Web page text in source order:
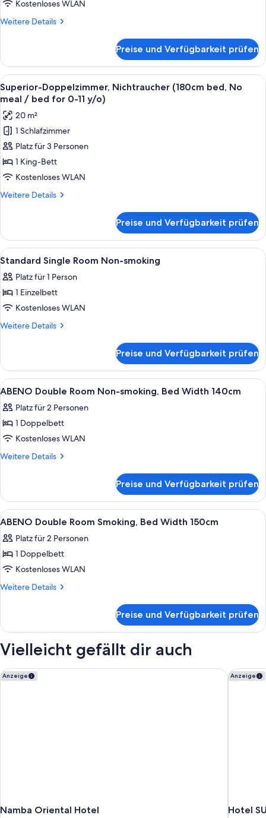
y/o)
and
child
[0-
11
y/o])
anzeigen
Kostenloses WLAN
Weitere Details
Weitere
Zweibettzimmer,
Nichtraucher
(No
meal
bed
for
child
[0-
11
Preise und Verfügbarkeit prüfen
Alle
Fotos
für
Superior-
Doppelzimmer,
Nichtraucher
(180cm
bed,
No
bed
for
0-
11
y/o)
anzeigen
Ein Hotelzimmer mit Bett, Fernseher,
12
Superior-Doppelzimmer, Nichtraucher (180cm bed, No
meal / bed for 0-11 y/o)
20 m²
1 Schlafzimmer
Platz für 3 Personen
1 King-Bett
Kostenloses WLAN
Weitere Details
Weitere
Doppelzimmer,
Nichtraucher
(180cm
No
meal
bed
for
Preise und Verfügbarkeit prüfen
Alle
Fotos
für
Standard
Single
Room
anzeigen
Ein Hotelzimmer mit Bett, Kissen,
1
Standard Single Room Non-smoking
Platz für 1 Person
1 Einzelbett
Kostenloses WLAN
Weitere Details
Weitere
Single
Room
Non-
Preise und Verfügbarkeit prüfen
Alle
Fotos
für
ABENO
Double
Room
Bed
Width
140cm
anzeigen
Ein Hotelzimmer mit einem Bett,
1
ABENO Double Room Non-smoking, Bed Width 140cm
Platz für 2 Personen
1 Doppelbett
Kostenloses WLAN
Weitere Details
Weitere
Double
Room
Non-
Bed
Width
Preise und Verfügbarkeit prüfen
Alle
Fotos
für
ABENO
Double
Room
Width
anzeigen
Ein Hotelzimmer mit Bett, Nachttisch,
1
ABENO Double Room Smoking, Bed Width 150cm
Platz für 2 Personen
1 Doppelbett
Kostenloses WLAN
Weitere Details
Weitere
Double
Smoking,
Width
150cm
Preise und Verfügbarkeit prüfen
Vielleicht gefällt dir auch
Anzeige
Namba Oriental Hotel
Namba Oriental Hotel Anzeige
Hotel
Hotel